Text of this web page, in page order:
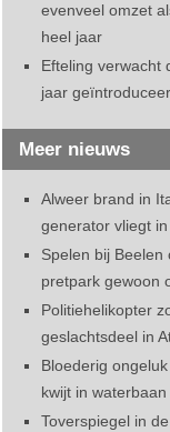
evenveel omzet
heel jaar
Efteling verwacht
jaar
Meer nieuws
Alweer brand in
generator vliegt
Spelen bij
pretpark gewoon
Politiehelikopter
geslachtsdeel in
Bloederig
kwijt in waterbaan
Toverspiegel in